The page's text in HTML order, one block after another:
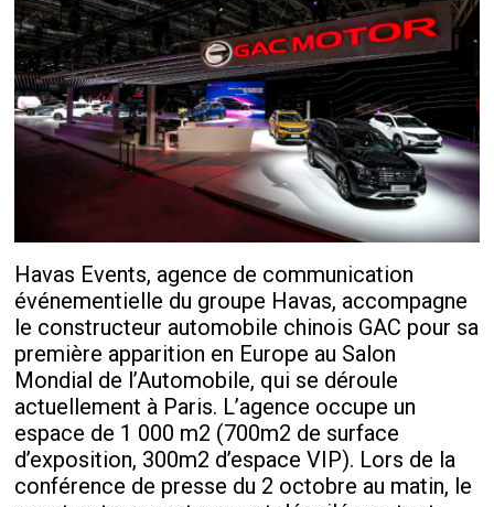
Havas Events, agence de communication
événementielle du groupe Havas, accompagne
le constructeur automobile chinois GAC pour sa
première apparition en Europe au Salon
Mondial de l’Automobile, qui se déroule
actuellement à Paris. L’agence occupe un
espace de 1 000 m2 (700m2 de surface
d’exposition, 300m2 d’espace VIP). Lors de la
conférence de presse du 2 octobre au matin, le